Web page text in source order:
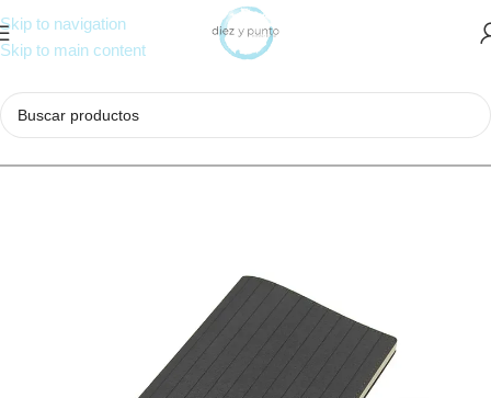
Skip to navigation
Skip to main content